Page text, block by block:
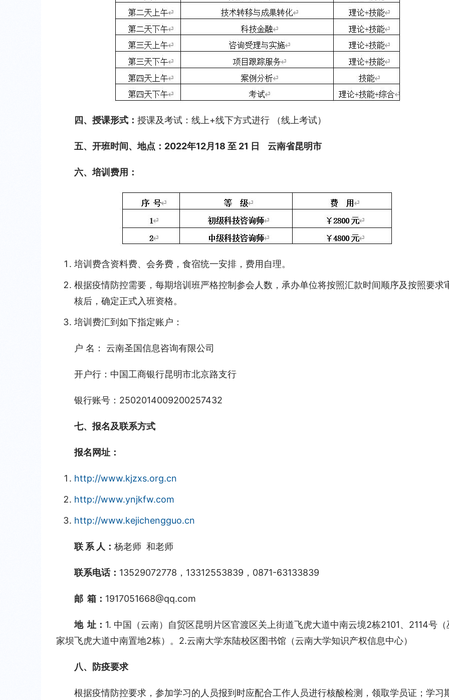
四、授课形式： 授课及考试：线上+线下方式进行 （线上考试）
五、开班时间、地点： 2022年12月18 至 21 日    云南省昆明市
六、培训费用：
培训费含资料费、会务费，食宿统一安排，费用自理。
根据疫情防控需要，每期培训班严格控制参会人数，承办单位将按照汇款时间顺序及按照要求
核后，确定正式入班资格。
培训费汇到如下指定账户：
户 名： 云南圣国信息咨询有限公司
开户行：中国工商银行昆明市北京路支行
银行账号：2502014009200257432
七、报名及联系方式
报名网址：
http://www.kjzxs.org.cn
http://www.ynjkfw.com
http://www.kejichengguo.cn
联 系 人： 杨老师  和老师
联系电话： 13529072778，13312553839，0871-63133839
邮  箱： 1917051668@qq.com
地  址： 1. 中国（云南）自贸区昆明片区官渡区关上街道飞虎大道中南云境2栋2101、2114号（
家坝飞虎大道中南置地2栋）。2.云南大学东陆校区图书馆（云南大学知识产权信息中心）
八、防疫要求
根据疫情防控要求，参加学习的人员报到时应配合工作人员进行核酸检测，领取学员证；学习